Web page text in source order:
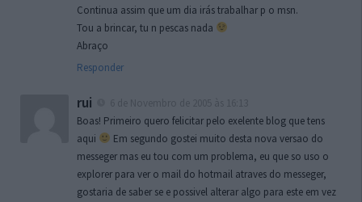
Continua assim que um dia irás trabalhar p o msn.
Tou a brincar, tu n pescas nada
Abraço
Responder
rui
Boas! Primeiro quero felicitar pelo exelente blog que tens
aqui
Em segundo gostei muito desta nova versao do
messeger mas eu tou com um problema, eu que so uso o
explorer para ver o mail do hotmail atraves do messeger,
gostaria de saber se e possivel alterar algo para este em vez